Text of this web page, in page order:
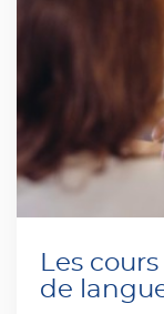
Les
de